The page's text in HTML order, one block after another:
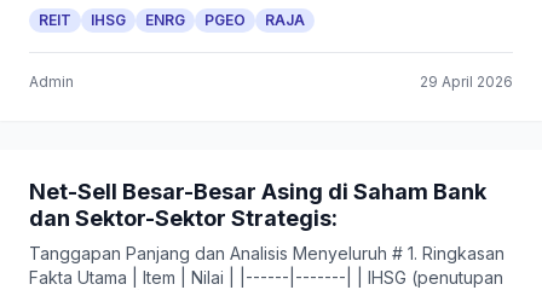
REIT IHSG ENRG PGEO RAJA
Admin 29 April 2026
Net-Sell Besar-Besar Asing di Saham Bank
dan Sektor-Sektor Strategis:
Tanggapan Panjang dan Analisis Menyeluruh # 1. Ringkasan
Fakta Utama | Item | Nilai | |------|-------| | IHSG (penutupan